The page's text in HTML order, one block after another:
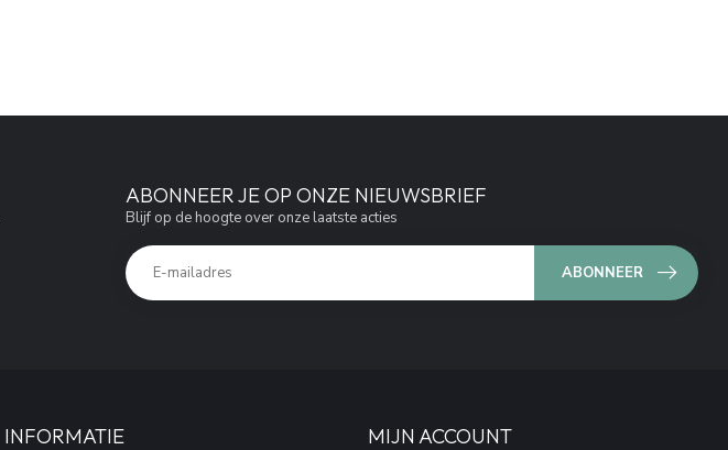
ABONNEER JE OP ONZE NIEUWSBRIEF
Blijf op de hoogte over onze laatste acties
ABONNEER
INFORMATIE MIJN ACCOUNT